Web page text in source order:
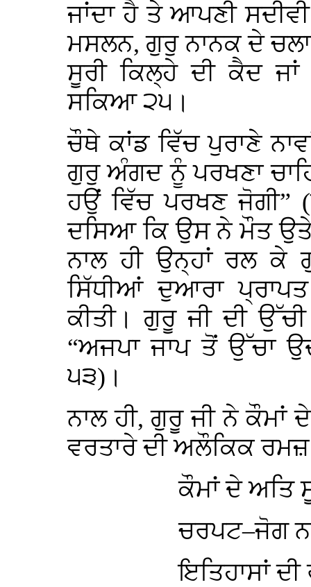
ਜਾਂਦਾ ਹੈ ਤੇ ਆਪਣੀ
ਮਸਲਨ, ਗੁਰੁ ਨਾਨਕ ਦੇ
ਸੂਰੀ ਕਿਲ੍ਹੇ ਦੀ ਕੈਦ
ਸਕਿਆ ੨੫।
ਚੌਥੇ ਕਾਂਡ ਵਿੱਚ ਪੁਰਾਣੇ
ਗੁਰੁ ਅੰਗਦ ਨੂੰ ਪਰਖਣਾ
ਹਉਂ ਵਿੱਚ ਪਰਖਣ ਜੋਗੀ”
ਦਸਿਆ ਕਿ ਉਸ ਨੇ ਮੌਤ
ਨਾਲ ਹੀ ਉਨ੍ਹਾਂ ਰਲ ਕੇ
ਸਿੱਧੀਆਂ ਦੁਆਰਾ
ਕੀਤੀ। ਗੁਰੂ ਜੀ ਦੀ
“ਅਜਪਾ ਜਾਪ ਤੋਂ ਉੱਚਾ
੫੩)।
ਨਾਲ ਹੀ, ਗੁਰੂ ਜੀ ਨੇ
ਵਰਤਾਰੇ ਦੀ ਅਲੌਕਿਕ
ਕੌਮਾਂ ਦੇ ਅਤਿ
ਚਰਪਟ–ਜੋਗ ਨ
ਇਤਿਹਾਸਾਂ